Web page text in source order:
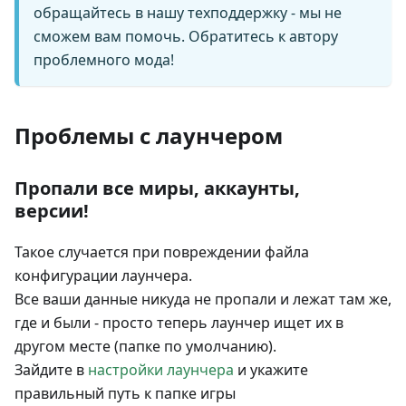
обращайтесь в нашу техподдержку - мы не
сможем вам помочь. Обратитесь к автору
проблемного мода!
Проблемы с лаунчером
Пропали все миры, аккаунты,
версии!
Такое случается при повреждении файла
конфигурации лаунчера.
Все ваши данные никуда не пропали и лежат там же,
где и были - просто теперь лаунчер ищет их в
другом месте (папке по умолчанию).
Зайдите в настройки лаунчера и укажите
правильный путь к папке игры